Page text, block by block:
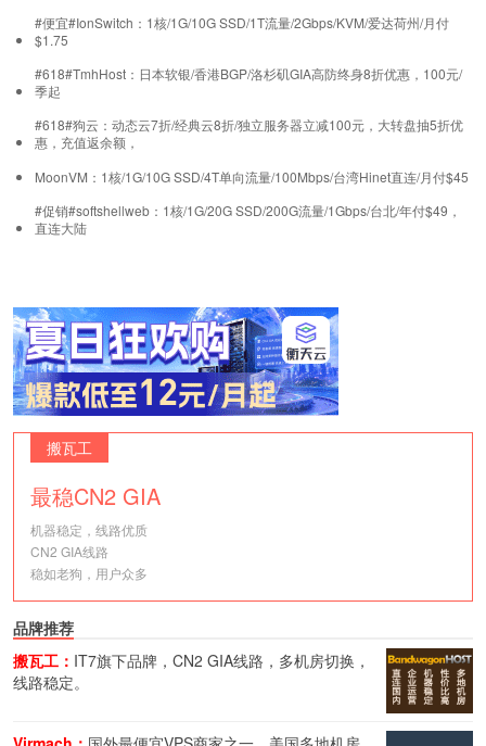
#便宜#IonSwitch：1核/1G/10G SSD/1T流量/2Gbps/KVM/爱达荷州/月付
$1.75
#618#TmhHost：日本软银/香港BGP/洛杉矶GIA高防终身8折优惠，100元/
季起
#618#狗云：动态云7折/经典云8折/独立服务器立减100元，大转盘抽5折优
惠，充值返余额，
MoonVM：1核/1G/10G SSD/4T单向流量/100Mbps/台湾Hinet直连/月付$45
#促销#softshellweb：1核/1G/20G SSD/200G流量/1Gbps/台北/年付$49，
直连大陆
搬瓦工
最稳CN2 GIA
机器稳定，线路优质
CN2 GIA线路
稳如老狗，用户众多
品牌推荐
搬瓦工： IT7旗下品牌，CN2 GIA线路，多机房切换，
线路稳定。